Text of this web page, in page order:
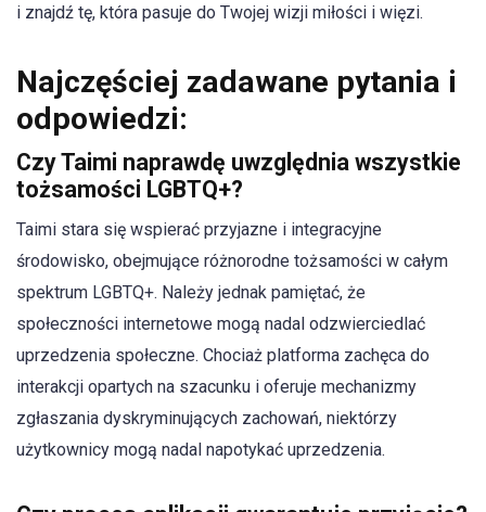
i znajdź tę, która pasuje do Twojej wizji miłości i więzi.
Najczęściej zadawane pytania i
odpowiedzi:
Czy Taimi naprawdę uwzględnia wszystkie
tożsamości LGBTQ+?
Taimi stara się wspierać przyjazne i integracyjne
środowisko, obejmujące różnorodne tożsamości w całym
spektrum LGBTQ+. Należy jednak pamiętać, że
społeczności internetowe mogą nadal odzwierciedlać
uprzedzenia społeczne. Chociaż platforma zachęca do
interakcji opartych na szacunku i oferuje mechanizmy
zgłaszania dyskryminujących zachowań, niektórzy
użytkownicy mogą nadal napotykać uprzedzenia.